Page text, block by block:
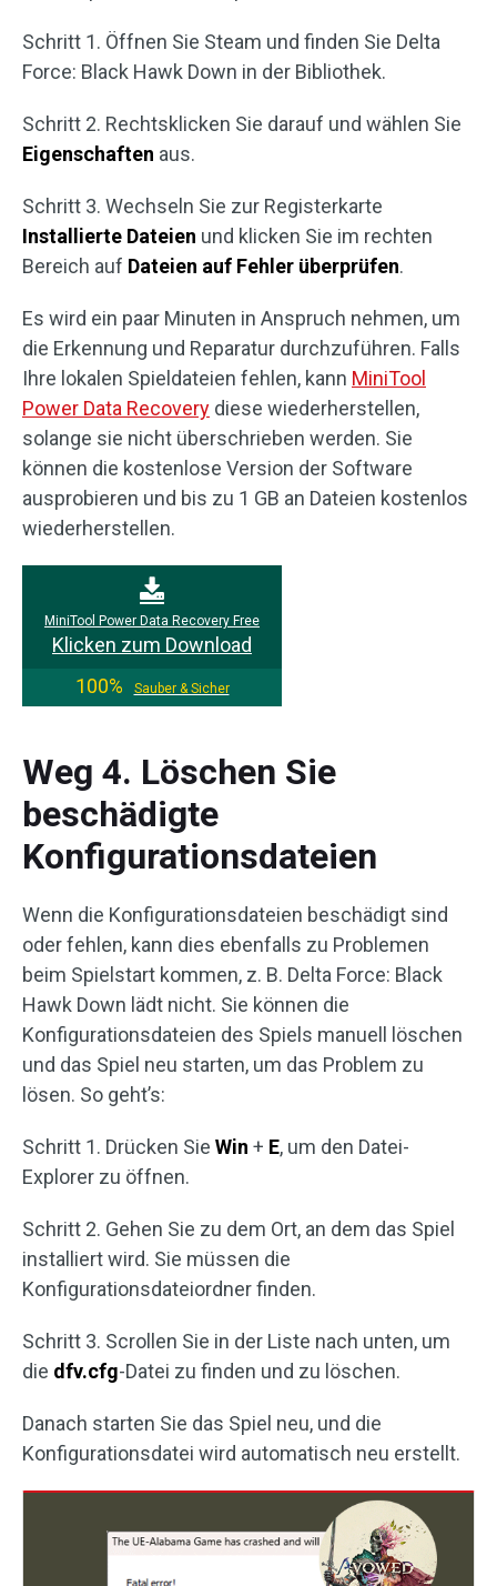
Schritt 1. Öffnen Sie Steam und finden Sie Delta
Force: Black Hawk Down in der Bibliothek.
Schritt 2. Rechtsklicken Sie darauf und wählen Sie
Eigenschaften aus.
Schritt 3. Wechseln Sie zur Registerkarte
Installierte Dateien und klicken Sie im rechten
Bereich auf Dateien auf Fehler überprüfen.
Es wird ein paar Minuten in Anspruch nehmen, um
die Erkennung und Reparatur durchzuführen. Falls
Ihre lokalen Spieldateien fehlen, kann MiniTool
Power Data Recovery diese wiederherstellen,
solange sie nicht überschrieben werden. Sie
können die kostenlose Version der Software
ausprobieren und bis zu 1 GB an Dateien kostenlos
wiederherstellen.
MiniTool Power Data Recovery Free
Klicken zum Download
100%
Sauber & Sicher
Weg 4. Löschen Sie
beschädigte
Konfigurationsdateien
Wenn die Konfigurationsdateien beschädigt sind
oder fehlen, kann dies ebenfalls zu Problemen
beim Spielstart kommen, z. B. Delta Force: Black
Hawk Down lädt nicht. Sie können die
Konfigurationsdateien des Spiels manuell löschen
und das Spiel neu starten, um das Problem zu
lösen. So geht’s:
Schritt 1. Drücken Sie Win + E, um den Datei-
Explorer zu öffnen.
Schritt 2. Gehen Sie zu dem Ort, an dem das Spiel
installiert wird. Sie müssen die
Konfigurationsdateiordner finden.
Schritt 3. Scrollen Sie in der Liste nach unten, um
die dfv.cfg-Datei zu finden und zu löschen.
Danach starten Sie das Spiel neu, und die
Konfigurationsdatei wird automatisch neu erstellt.